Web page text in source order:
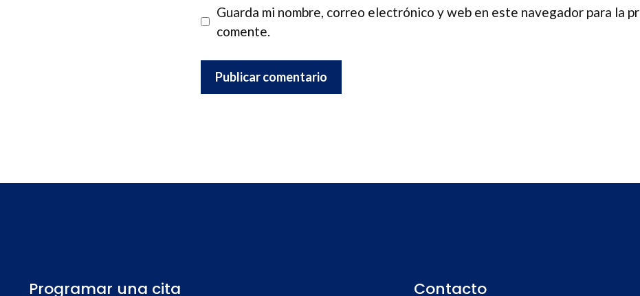
Guarda mi nombre, correo electrónico y web en este navegador para la
comente.
Programar una cita Contacto